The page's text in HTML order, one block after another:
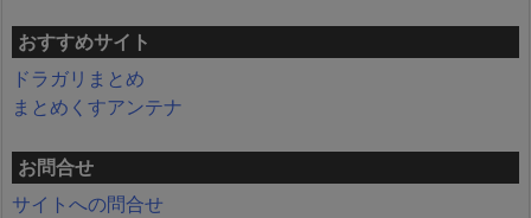
おすすめサイト
ドラガリまとめ
まとめくすアンテナ
お問合せ
サイトへの問合せ